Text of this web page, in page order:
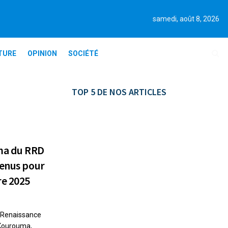
samedi, août 8, 2026
OPINION SOCIÉTÉ
du RRD
pour
2025
TOP 5 DE NOS ARTICLES